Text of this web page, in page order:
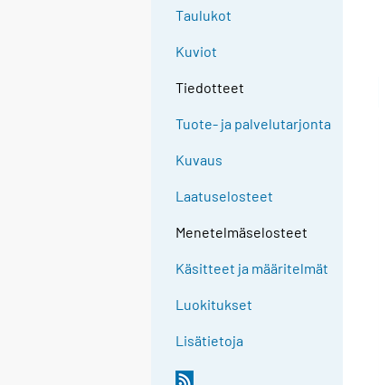
Taulukot
Kuviot
Tiedotteet
Tuote- ja palvelutarjonta
Kuvaus
Laatuselosteet
Menetelmäselosteet
Käsitteet ja määritelmät
Luokitukset
Lisätietoja